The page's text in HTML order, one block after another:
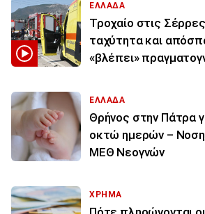
ΕΛΛΑΔΑ
Τροχαίο στις
ταχύτητα και
«βλέπει»
ΕΛΛΑΔΑ
Θρήνος στην Πάτρα
οκτώ ημερών –
ΜΕΘ Νεογνών
ΧΡΗΜΑ